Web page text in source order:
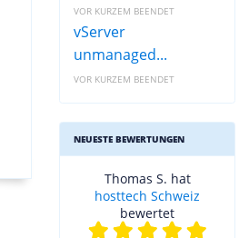
VOR KURZEM BEENDET
vServer
unmanaged...
VOR KURZEM BEENDET
NEUESTE BEWERTUNGEN
Thomas S. hat
hosttech Schweiz
bewertet